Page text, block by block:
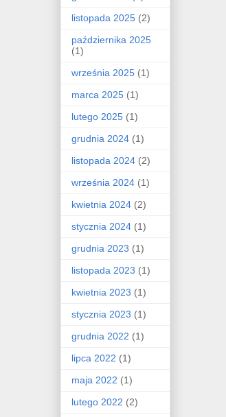
listopada 2025 (2)
października 2025
(1)
września 2025 (1)
marca 2025 (1)
lutego 2025 (1)
grudnia 2024 (1)
listopada 2024 (2)
września 2024 (1)
kwietnia 2024 (2)
stycznia 2024 (1)
grudnia 2023 (1)
listopada 2023 (1)
kwietnia 2023 (1)
stycznia 2023 (1)
grudnia 2022 (1)
lipca 2022 (1)
maja 2022 (1)
lutego 2022 (2)